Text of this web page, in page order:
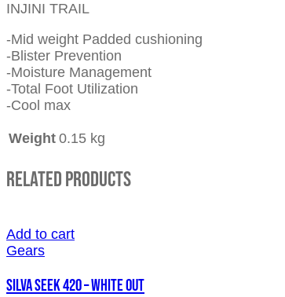
INJINI TRAIL
-Mid weight Padded cushioning
-Blister Prevention
-Moisture Management
-Total Foot Utilization
-Cool max
Weight 0.15 kg
Related Products
Add to cart
Gears
SILVA SEEK 420 – WHITE OUT